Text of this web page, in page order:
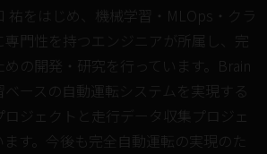
をはじめ、機械学習・MLOps・クラ
専門性を持つエンジニアが所属し、完
めの開発・研究を行っています。Brain
ベースの自動運転システムを実現する
ロジェクトと走行データ収集プロジェ
す。今後も完全自動運転の実現のた